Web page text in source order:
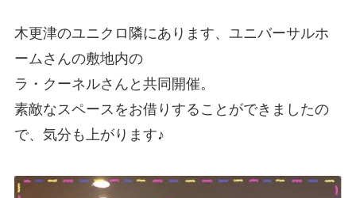
木更津のユニクロ隣にあります、ユニバーサルホ
ームさんの敷地内の
ラ・クーネルさんと共同開催。
素敵なスペースをお借りすることができましたの
で、気分も上がります♪